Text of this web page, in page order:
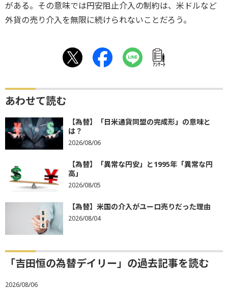
がある。その意味では円安阻止介入の制約は、米ドルなど
外貨の売り介入を無限に続けられないことだろう。
ｱﾝｹｰﾄ
あわせて読む
【為替】「日米通貨同盟の完成形」の意味と
は？
2026/08/06
【為替】「異常な円安」と1995年「異常な円
高」
2026/08/05
【為替】米国の介入がユーロ売りだった理由
2026/08/04
「吉田恒の為替デイリー」の過去記事を読む
2026/08/06